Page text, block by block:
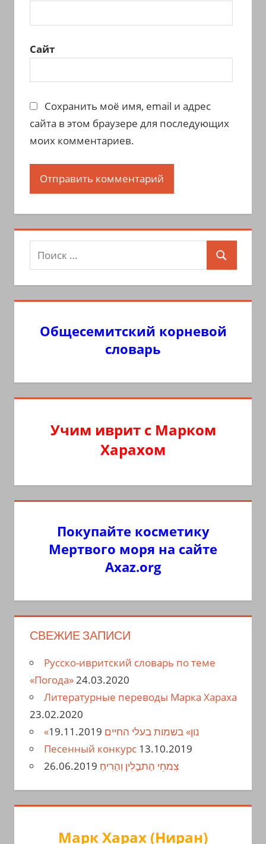
Сайт
Сохранить моё имя, email и адрес
сайта в этом браузере для последующих
моих комментариев.
Поиск
для:
Поиск
Общесемитский корневой
словарь
Учим иврит с Марком
Харахом
Покупайте косметику
Мертвого моря на сайте
Axaz.org
СВЕЖИЕ ЗАПИСИ
Русско-ивритский словарь по теме
«Погода»24.03.2020
Литературные переводы Марка Хараха
23.02.2020
«נון» בשמות בעלי החיים 19.11.2019
Песенный конкурс 13.10.2019
צִמחֵי הַתבָלִין וְהַרִיחַ 26.06.2019
Марк Харах (Ниран)